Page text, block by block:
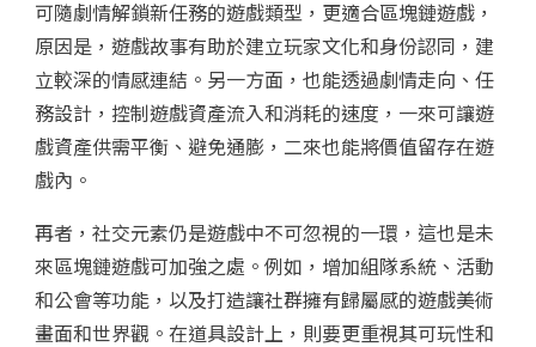
可隨劇情解鎖新任務的遊戲類型，更適合區塊鏈遊戲，
原因是，遊戲故事有助於建立玩家文化和身份認同，建
立較深的情感連結。另一方面，也能透過劇情走向、任
務設計，控制遊戲資產流入和消耗的速度，一來可讓遊
戲資產供需平衡、避免通膨，二來也能將價值留存在遊
戲內。
再者，社交元素仍是遊戲中不可忽視的一環，這也是未
來區塊鏈遊戲可加強之處。例如，增加組隊系統、活動
和公會等功能，以及打造讓社群擁有歸屬感的遊戲美術
畫面和世界觀。在道具設計上，則要更重視其可玩性和